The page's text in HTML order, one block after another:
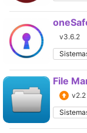
v3.6.2
File
v2.2